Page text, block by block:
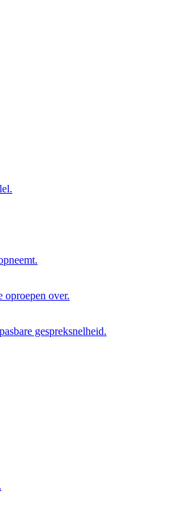
oproepen over.
gespreksnelheid.